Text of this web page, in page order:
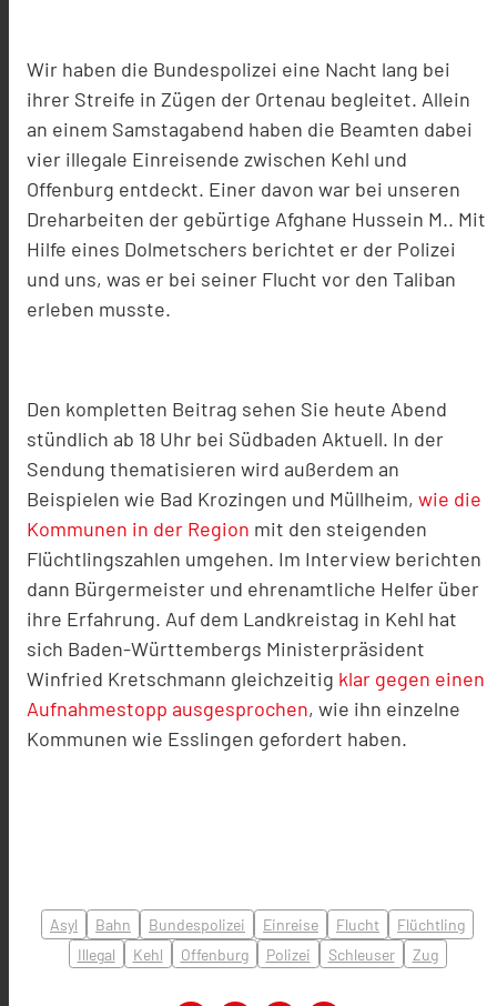
Wir haben die Bundespolizei eine Nacht lang bei
ihrer Streife in Zügen der Ortenau begleitet. Allein
an einem Samstagabend haben die Beamten dabei
vier illegale Einreisende zwischen Kehl und
Offenburg entdeckt. Einer davon war bei unseren
Dreharbeiten der gebürtige Afghane Hussein M.. Mit
Hilfe eines Dolmetschers berichtet er der Polizei
und uns, was er bei seiner Flucht vor den Taliban
erleben musste.
Den kompletten Beitrag sehen Sie heute Abend
stündlich ab 18 Uhr bei Südbaden Aktuell. In der
Sendung thematisieren wird außerdem an
Beispielen wie Bad Krozingen und Müllheim, wie die
Kommunen in der Region mit den steigenden
Flüchtlingszahlen umgehen. Im Interview berichten
dann Bürgermeister und ehrenamtliche Helfer über
ihre Erfahrung. Auf dem Landkreistag in Kehl hat
sich Baden-Württembergs Ministerpräsident
Winfried Kretschmann gleichzeitig klar gegen einen
Aufnahmestopp ausgesprochen, wie ihn einzelne
Kommunen wie Esslingen gefordert haben.
Asyl Bahn Bundespolizei Einreise Flucht
Flüchtling
Illegal
Kehl Offenburg Polizei Schleuser Zug